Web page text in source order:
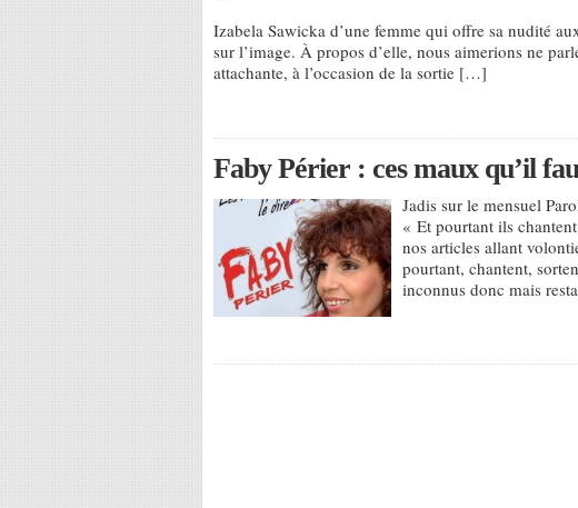
Izabela Sawicka d’une femme qui offre sa nudité
sur l’image. À propos d’elle, nous aimerions ne
attachante, à l’occasion de la sortie […]
Faby Périer : ces maux qu’il
Jadis sur le mensuel
« Et pourtant ils
nos articles allant
pourtant, chantent,
inconnus donc mais